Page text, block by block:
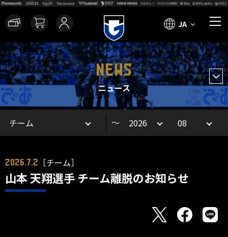
JA
NEWS
ニュース
～
2026.7.2 ［チーム］
山本 天翔選手 チーム離脱のお知らせ